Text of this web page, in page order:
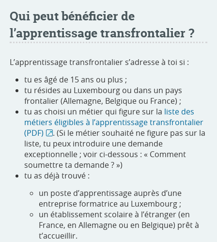
Qui peut bénéficier de
l’apprentissage transfrontalier ?
L’apprentissage transfrontalier s’adresse à toi si :
tu es âgé de 15 ans ou plus ;
tu résides au Luxembourg ou dans un pays
frontalier (Allemagne, Belgique ou France) ;
tu as choisi un métier qui figure sur la liste des
métiers éligibles à l’apprentissage transfrontalier
(PDF)
. (Si le métier souhaité ne figure pas sur la
liste, tu peux introduire une demande
exceptionnelle ; voir ci-dessous : « Comment
soumettre ta demande ? »)
tu as déjà trouvé :
un poste d’apprentissage auprès d’une
entreprise formatrice au Luxembourg ;
un établissement scolaire à l’étranger (en
France, en Allemagne ou en Belgique) prêt à
t’accueillir.